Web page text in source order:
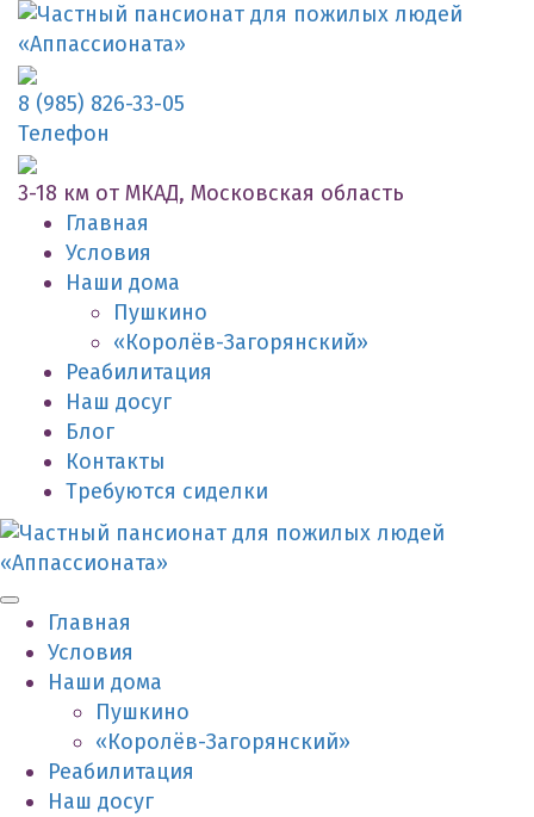
8 (985) 826-33-05
Телефон
3-18 км от МКАД, Московская область
Главная
Условия
Наши дома
Пушкино
«Королёв-Загорянский»
Реабилитация
Наш досуг
Блог
Контакты
Требуются сиделки
Главная
Условия
Наши дома
Пушкино
«Королёв-Загорянский»
Реабилитация
Наш досуг